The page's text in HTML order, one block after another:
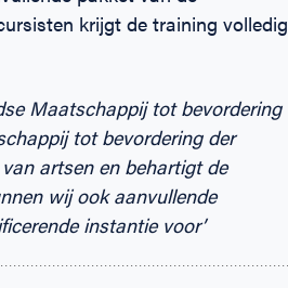
krijgt de training volledig
Maatschappij tot bevordering
tot bevordering der
artsen en behartigt de
wij ook aanvullende
instantie voor’